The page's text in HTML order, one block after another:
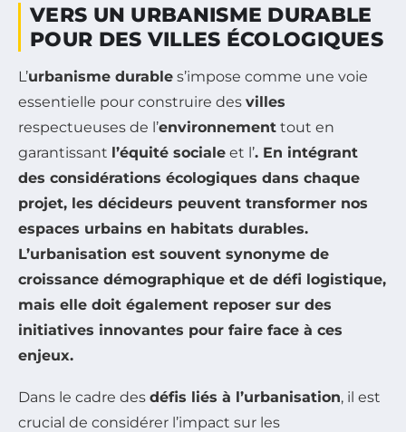
VERS UN URBANISME DURABLE
POUR DES VILLES ÉCOLOGIQUES
L’urbanisme durable s’impose comme une voie
essentielle pour construire des villes
respectueuses de l’environnement tout en
garantissant l’équité sociale et l’. En intégrant
des considérations écologiques dans chaque
projet, les décideurs peuvent transformer nos
espaces urbains en habitats durables.
L’urbanisation est souvent synonyme de
croissance démographique et de défi logistique,
mais elle doit également reposer sur des
initiatives innovantes pour faire face à ces
enjeux.
Dans le cadre des défis liés à l’urbanisation, il est
crucial de considérer l’impact sur les